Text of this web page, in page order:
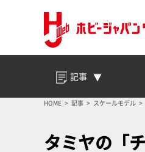
記事
HOME 記事 スケールモデル
タミヤの「